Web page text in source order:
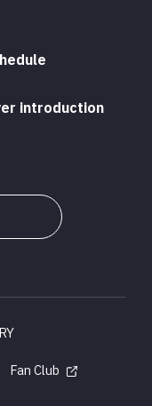
introduction
Fan Club